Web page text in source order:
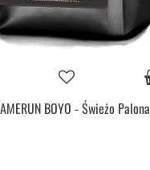
BOYO - Świeżo Palona